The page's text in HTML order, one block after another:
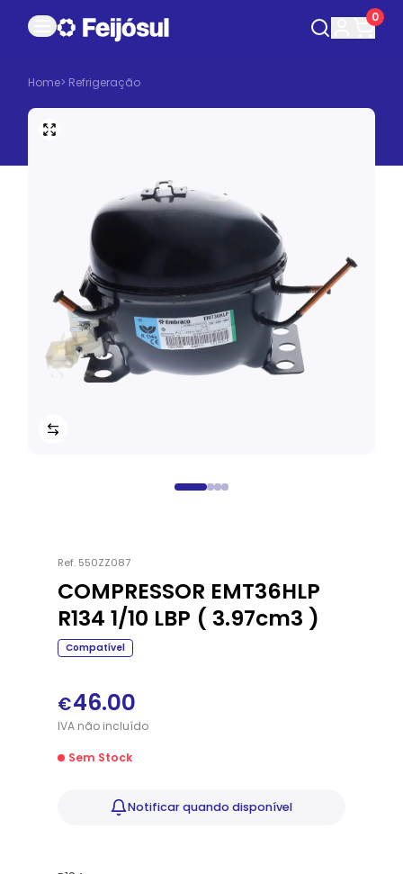
0
Home> Refrigeração
Ref. 550ZZ087
COMPRESSOR EMT36HLP
R134 1/10 LBP ( 3.97cm3 )
Compatível
€46.00
IVAnãoincluído
Sem Stock
Notificarquando disponível